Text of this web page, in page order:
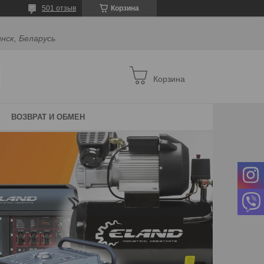
Корзина
501 отзыв
Беларусь
Корзина
ВОЗВРАТ И ОБМЕН